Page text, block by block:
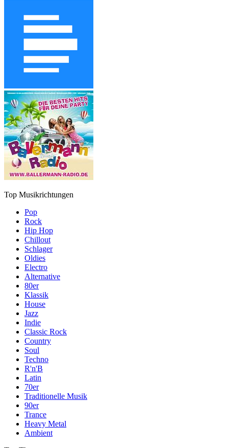
Top Musikrichtungen
Pop
Rock
Hip Hop
Chillout
Schlager
Oldies
Electro
Alternative
80er
Klassik
House
Jazz
Indie
Classic Rock
Country
Soul
Techno
R'n'B
Latin
70er
Traditionelle Musik
90er
Trance
Heavy Metal
Ambient